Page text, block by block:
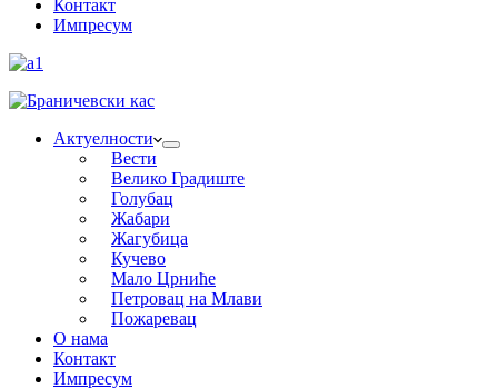
Контакт
Импресум
Актуелности
Вести
Велико Градиште
Голубац
Жабари
Жагубица
Кучево
Мало Црниће
Петровац на Млави
Пожаревац
О нама
Контакт
Импресум